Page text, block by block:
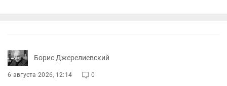
Борис Джерелиевский
6 августа 2026, 12:14 0